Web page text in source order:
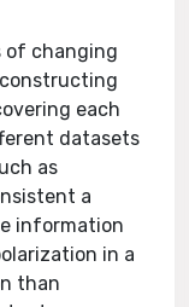
of changing
each
datasets
as
a
information
in a
than